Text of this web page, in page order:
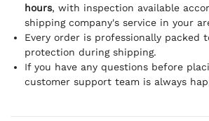
hours, with inspection available
shipping company's service in your
Every order is professionally packed
protection during shipping.
If you have any questions before
customer support team is always